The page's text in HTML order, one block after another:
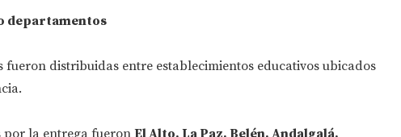
departamentos
distribuidas entre establecimientos educativos ubicados
por la entrega fueron El Alto, La Paz, Belén, Andalgalá,